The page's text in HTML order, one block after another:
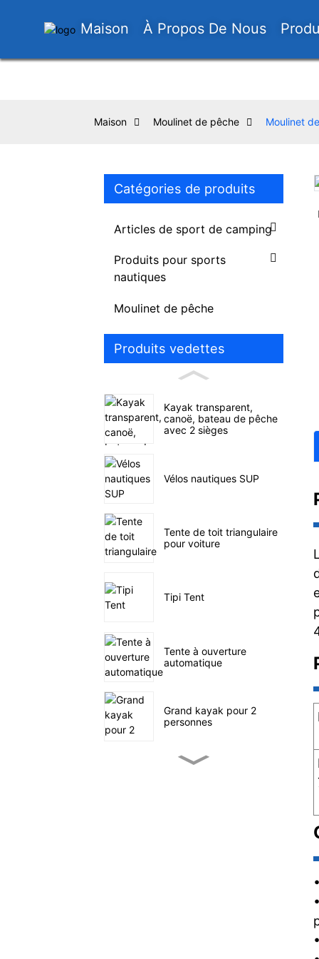
Maison À Propos De Nous
Maison Moulinet de pêche Moulinet
Catégories de produits
Articles de sport de camping
Produits pour sports
nautiques
Moulinet de pêche
Produits vedettes
Kayak transparent,
canoë, bateau de pêche
avec 2 sièges
Vélos nautiques SUP
Tente de toit triangulaire
pour voiture
Tipi Tent
Tente à ouverture
automatique
Grand kayak pour 2
personnes
Loading...
Loading...